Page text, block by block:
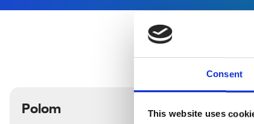
Consent
This website uses
Polom